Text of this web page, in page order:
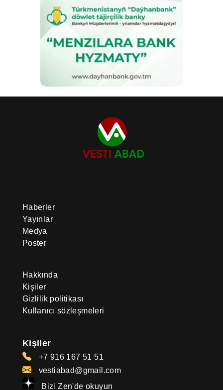
Haberler
Yayınlar
Medya
Poster
Hakkında
Kişiler
Gizlilik politikası
Kullanıcı sözleşmeleri
Kişiler
+7 916 167 51 51
vestiabad@gmail.com
Bizi Zen'de okuyun